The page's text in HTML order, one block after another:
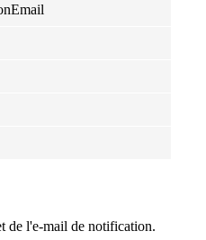
de l'e-mail de notification.